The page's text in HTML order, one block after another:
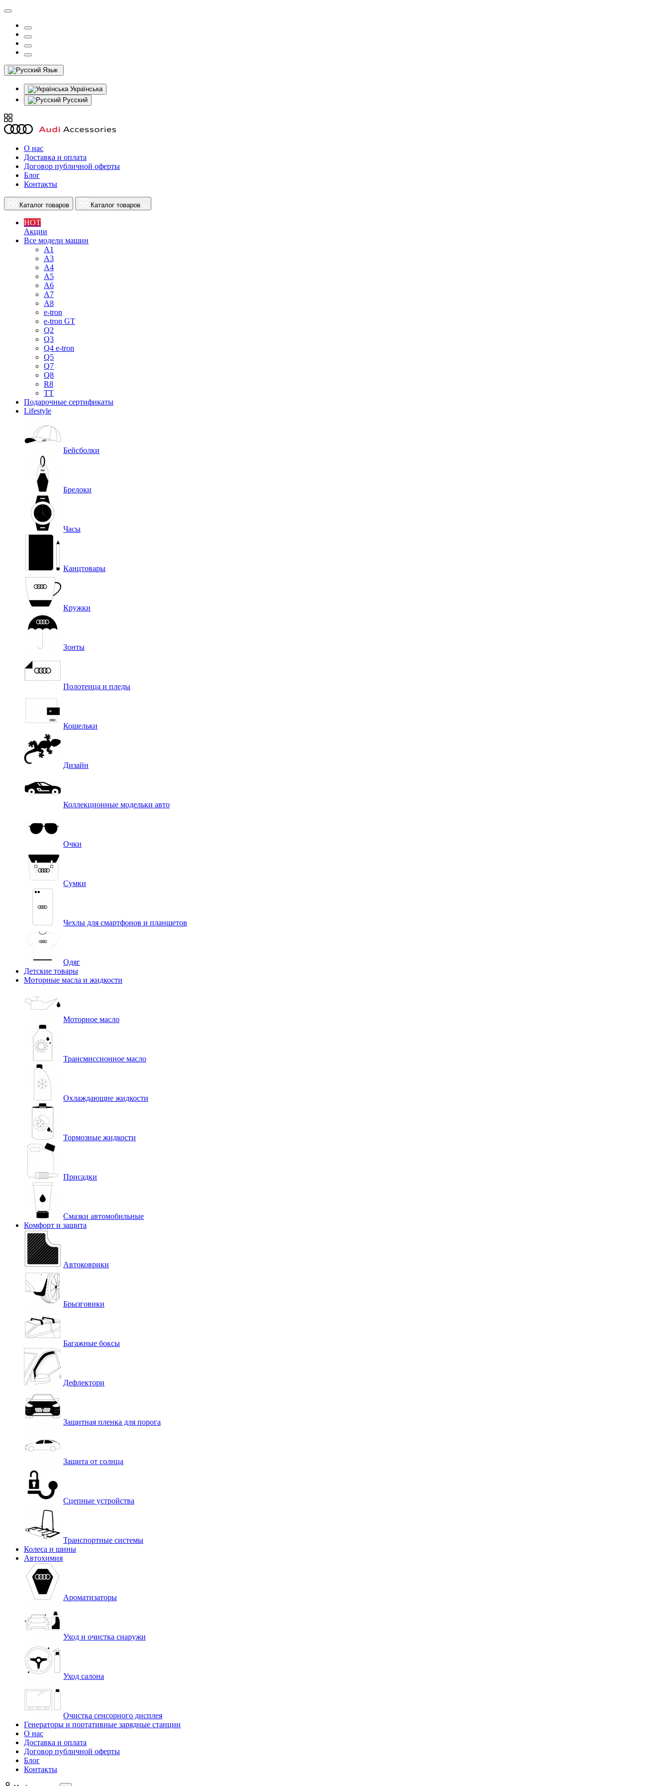
Язык
Українська
Русский
О нас
Доставка и оплата
Договор публичной оферты
Блог
Контакты
Каталог товаров Каталог товаров
HOT
Акции
Все модели машин
A1
A3
A4
A5
A6
A7
A8
e-tron
e-tron GT
Q2
Q3
Q4 e-tron
Q5
Q7
Q8
R8
TT
Подарочные сертификаты
Lifestyle
Бейсболки
Брелоки
Часы
Канцтовары
Кружки
Зонты
Полотенца и пледы
Кошельки
Дизайн
Коллекционные модельки авто
Очки
Сумки
Чехлы для смартфонов и планшетов
Одяг
Детские товары
Моторные масла и жидкости
Моторное масло
Трансмиссионное масло
Охлаждающие жидкости
Тормозные жидкости
Присадки
Смазки автомобильные
Комфорт и защита
Автоковрики
Брызговики
Багажные боксы
Дефлектори
Защитная пленка для порога
Защита от солнца
Сцепные устройства
Транспортные системы
Колеса и шины
Автохимия
Ароматизаторы
Уход и очистка снаружи
Уход салона
Очистка сенсорного дисплея
Генераторы и портативные зарядные станции
О нас
Доставка и оплата
Договор публичной оферты
Блог
Контакты